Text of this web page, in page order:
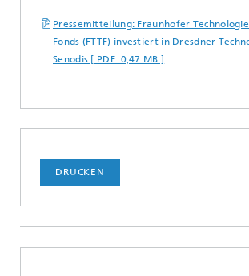
Pressemitteilung: Fraunhofer
Fonds (FTTF) investiert in Dresdner
Senodis [ PDF 0,47 MB ]
DRUCKEN